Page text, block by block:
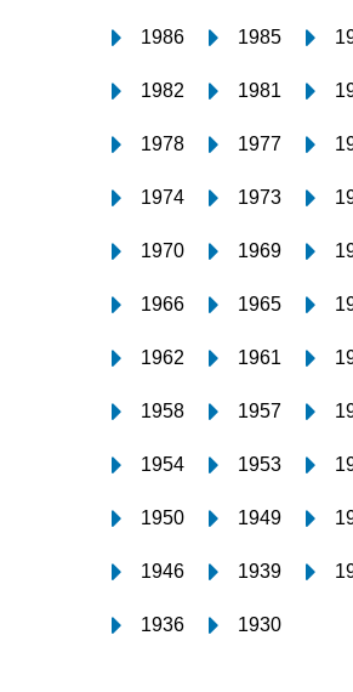
1986 1985
1982 1981
1978 1977
1974 1973
1970 1969
1966 1965
1962 1961
1958 1957
1954 1953
1950 1949
1946 1939
1936 1930